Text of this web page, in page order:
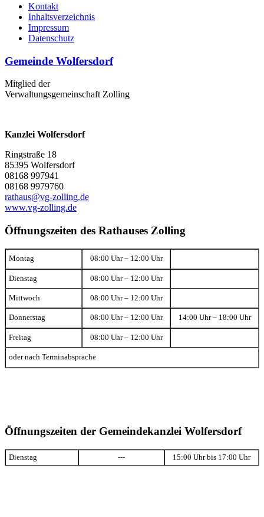
Kontakt
Inhaltsverzeichnis
Impressum
Datenschutz
Gemeinde Wolfersdorf
Mitglied der
Verwaltungsgemeinschaft Zolling
Kanzlei Wolfersdorf
Ringstraße 18
85395 Wolfersdorf
08168 997941
08168 9979760
rathaus@vg-zolling.de
www.vg-zolling.de
Öffnungszeiten des Rathauses Zolling
Montag 08:00 Uhr – 12:00 Uhr
Dienstag 08:00 Uhr – 12:00 Uhr
Mittwoch 08:00 Uhr – 12:00 Uhr
Donnerstag 08:00 Uhr – 12:00 Uhr 14:00 Uhr – 18:00 Uhr
Freitag 08:00 Uhr – 12:00 Uhr
oder nach Terminabsprache
Öffnungszeiten der Gemeindekanzlei Wolfersdorf
Dienstag --- 15:00 Uhr bis 17:00 Uhr